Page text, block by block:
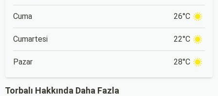
Cuma 26°C
Cumartesi 22°C
Pazar 28°C
Torbalı Hakkında Daha Fazla